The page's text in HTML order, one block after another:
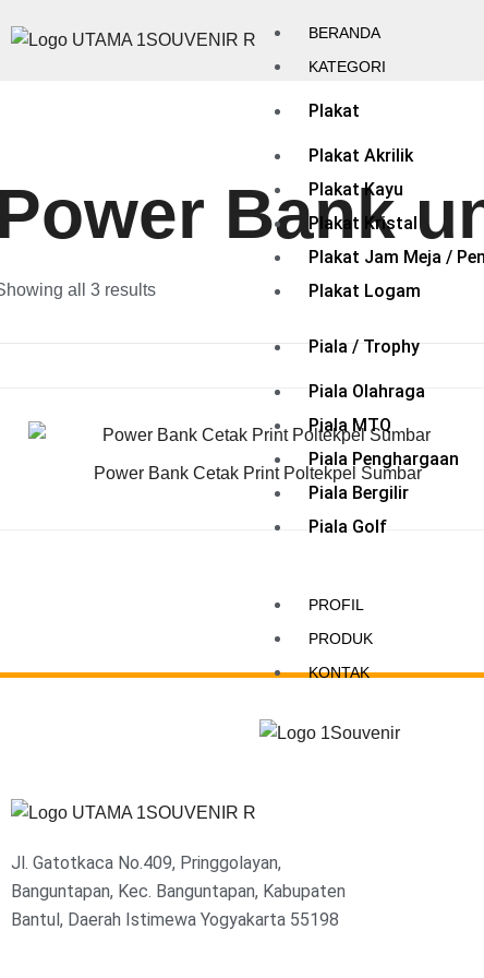
BERANDA
KATEGORI
Plakat
Plakat Akrilik
Plakat Kayu
Plakat Kristal
Plakat Jam Meja /
Plakat Logam
Piala / Trophy
Piala Olahraga
Piala MTQ
Piala Penghargaan
Piala Bergilir
Piala Golf
PROFIL
PRODUK
KONTAK
Bank
all 3 results
Power Bank Cetak Print Poltekpel Sumbar
Jl. Gatotkaca No.409, Pringgolayan,
Banguntapan, Kec. Banguntapan, Kabupaten
Bantul, Daerah Istimewa Yogyakarta 55198